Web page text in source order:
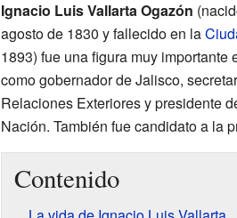
Ignacio Luis Vallarta Ogazón
agosto de 1830 y fallecido en la
1893) fue una figura muy
como gobernador de Jalisco,
Relaciones Exteriores y presidente
Nación. También fue candidato a la
Contenido